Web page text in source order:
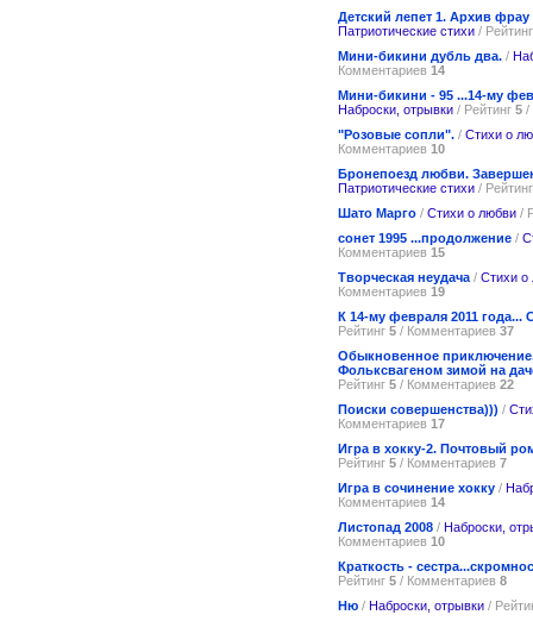
Детский лепет 1. Архив фрау
Патриотические стихи /
Мини-бикини дубль два. /
Комментариев 14
Мини-бикини - 95 ...14-му
Наброски, отрывки / Рейтинг 5 /
"Розовые сопли". / Стихи о
Комментариев 10
Бронепоезд любви.
Патриотические стихи /
Шато Марго / Стихи о любви /
сонет 1995 ...продолжение /
Комментариев 15
Творческая неудача / Стихи о
Комментариев 19
К 14-му февраля 2011 года...
Рейтинг 5 / Комментариев 37
Обыкновенное
Фольксвагеном зимой на
Рейтинг 5 / Комментариев 22
Поиски совершенства))) /
Комментариев 17
Игра в хокку-2. Почтовый
Рейтинг 5 / Комментариев 7
Игра в сочинение хокку /
Комментариев 14
Листопад 2008 / Наброски,
Комментариев 10
Краткость -
Рейтинг 5 / Комментариев 8
Ню / Наброски, отрывки /